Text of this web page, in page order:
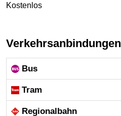
Kostenlos
Verkehrsanbindungen
Bus
Tram
Regional­bahn